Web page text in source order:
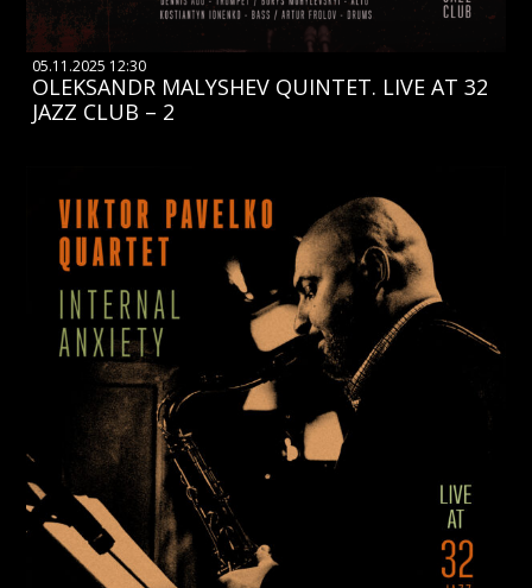
05.11.2025 12:30
OLEKSANDR MALYSHEV QUINTET. LIVE AT 32
JAZZ CLUB – 2